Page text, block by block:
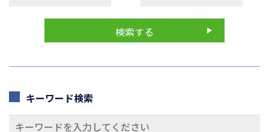
キーワード検索